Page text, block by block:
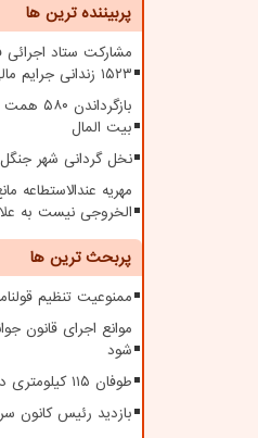
پربیننده ترین ها
مشارکت ستاد اجرائی
۱۵۲۳ زندانی جرایم مالی غیر عمد
بیت المال
نخل گردانی شهر
مهریه عندالاستطاعه
الخروجی نیست به
پربحث ترین ها
ممنوعیت تنظیم
موانع اجرای قانون
شود
طوفان ۱۱۵ کیلومتری در سیستان
بازدید رئیس کانون